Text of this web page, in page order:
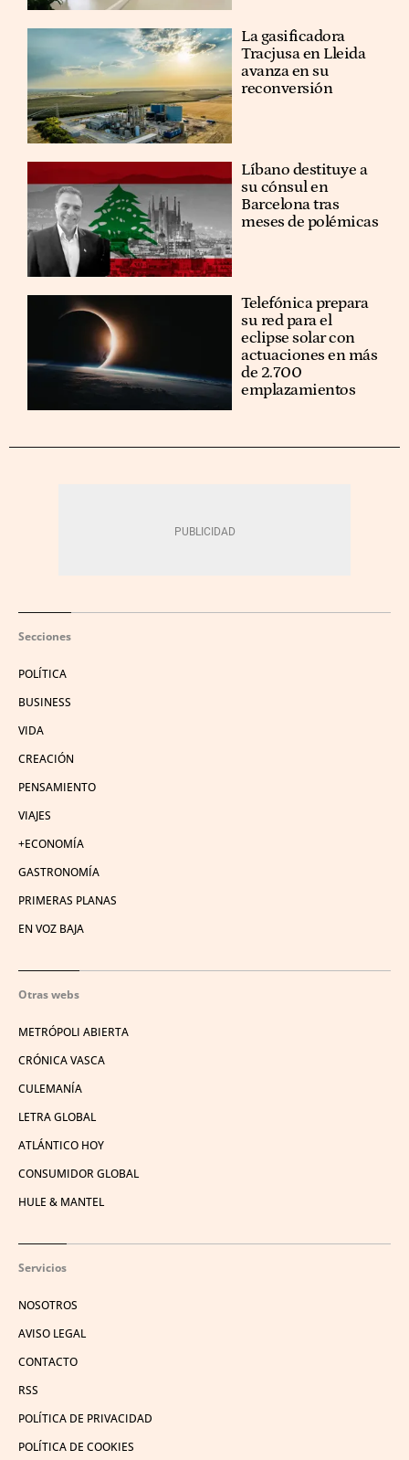
La gasificadora
Tracjusa en Lleida
avanza en su
reconversión
Líbano destituye a
su cónsul en
Barcelona tras
meses de polémicas
Telefónica prepara
su red para el
eclipse solar con
actuaciones en más
de 2.700
emplazamientos
Secciones
POLÍTICA
BUSINESS
VIDA
CREACIÓN
PENSAMIENTO
VIAJES
+ECONOMÍA
GASTRONOMÍA
PRIMERAS PLANAS
EN VOZ BAJA
Otras webs
METRÓPOLI ABIERTA
CRÓNICA VASCA
CULEMANÍA
LETRA GLOBAL
ATLÁNTICO HOY
CONSUMIDOR GLOBAL
HULE & MANTEL
Servicios
NOSOTROS
AVISO LEGAL
CONTACTO
RSS
POLÍTICA DE PRIVACIDAD
POLÍTICA DE COOKIES